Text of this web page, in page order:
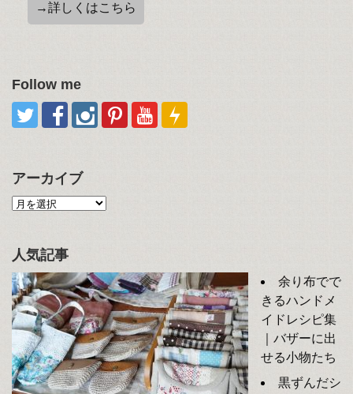
→詳しくはこちら
Follow me
アーカイブ
人気記事
余り布でで
きるハンドメ
イドレシピ集
｜バザーに出
せる小物たち
黒ずんだシ